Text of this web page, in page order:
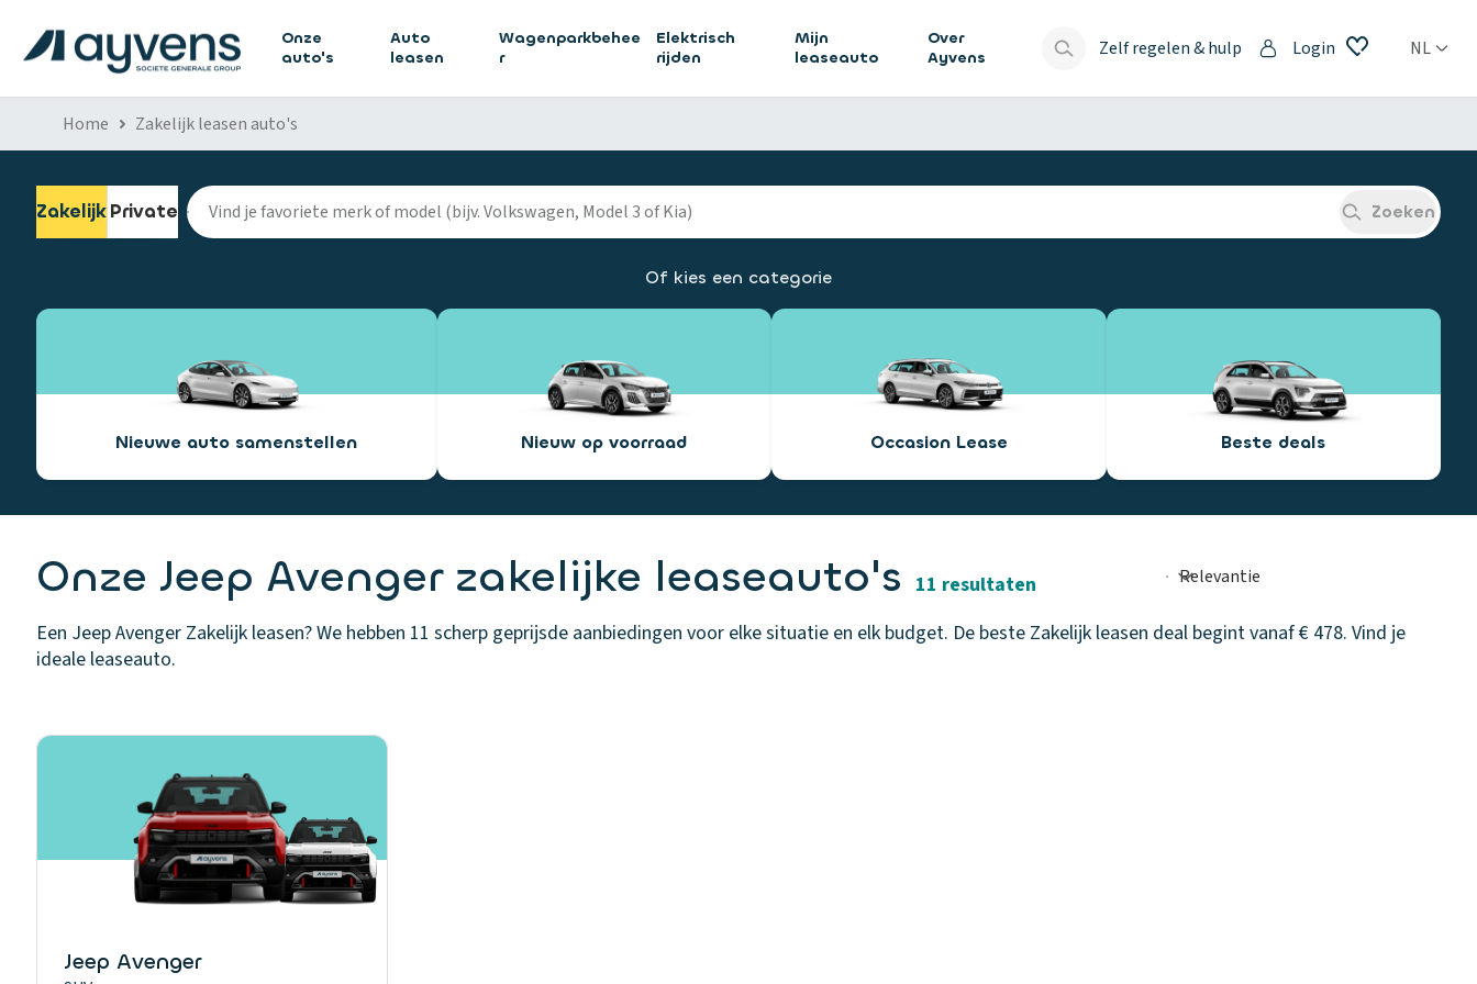
Onze
auto's
Auto
leasen
Wagenparkbehee
r
Elektrisch
rijden
Mijn
leaseauto
Over
Ayvens
Zelf regelen & hulp Login NL
Home Zakelijk leasen auto's
ZakelijkPrivate Zoeken
Of kies een categorie
Nieuwe auto samenstellen Nieuw op voorraad Occasion Lease Beste deals
Onze Jeep Avenger zakelijke leaseauto's 11 resultaten
Een Jeep Avenger Zakelijk leasen? We hebben 11 scherp geprijsde aanbiedingen voor elke situatie en elk budget. De beste Zakelijk leasen deal begint vanaf € 478. Vind je
ideale leaseauto.
Jeep Avenger